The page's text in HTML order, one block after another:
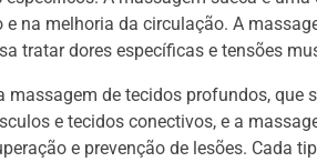
na melhoria da circulação. A
tratar dores específicas e tensões
massagem de tecidos profundos, que
e tecidos conectivos, e a
e prevenção de lesões. Cada